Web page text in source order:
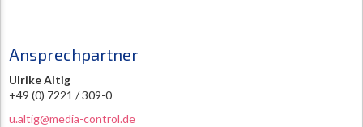
Ansprechpartner
Ulrike Altig
+49 (0) 7221 / 309-0
u.altig@media-control.de